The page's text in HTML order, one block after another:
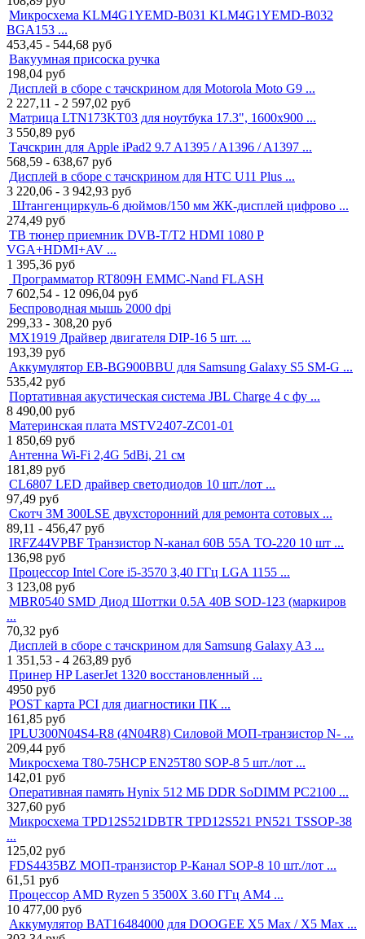
Микросхема KLM4G1YEMD-B031 KLM4G1YEMD-B032
BGA153 ...
453,45 - 544,68 руб
Вакуумная присоска ручка
198,04 руб
Дисплей в сборе с тачскрином для Motorola Moto G9 ...
2 227,11 - 2 597,02 руб
Матрица LTN173KT03 для ноутбука 17.3", 1600x900 ...
3 550,89 руб
Тачскрин для Apple iPad2 9.7 A1395 / A1396 / A1397 ...
568,59 - 638,67 руб
Дисплей в сборе с тачскрином для HTC U11 Plus ...
3 220,06 - 3 942,93 руб
Штангенциркуль-6 дюймов/150 мм ЖК-дисплей цифрово ...
274,49 руб
ТВ тюнер приемник DVB-T/T2 HDMI 1080 P
VGA+HDMI+AV ...
1 395,36 руб
Программатор RT809H EMMC-Nand FLASH
7 602,54 - 12 096,04 руб
Беспроводная мышь 2000 dpi
299,33 - 308,20 руб
MX1919 Драйвер двигателя DIP-16 5 шт. ...
193,39 руб
Аккумулятор EB-BG900BBU для Samsung Galaxy S5 SM-G ...
535,42 руб
Портативная акустическая система JBL Charge 4 с фу ...
8 490,00 руб
Материнская плата MSTV2407-ZC01-01
1 850,69 руб
Антенна Wi-Fi 2,4G 5dBi, 21 см
181,89 руб
CL6807 LED драйвер светодиодов 10 шт./лот ...
97,49 руб
Скотч 3M 300LSE двухсторонний для ремонта сотовых ...
89,11 - 456,47 руб
IRFZ44VPBF Транзистор N-канал 60В 55А TO-220 10 шт ...
136,98 руб
Процессор Intel Core i5-3570 3,40 ГГц LGA 1155 ...
3 123,08 руб
MBR0540 SMD Диод Шоттки 0.5А 40В SOD-123 (маркиров
...
70,32 руб
Дисплей в сборе с тачскрином для Samsung Galaxy A3 ...
1 351,53 - 4 263,89 руб
Принер HP LaserJet 1320 восстановленный ...
4950 руб
POST карта PCI для диагностики ПК ...
161,85 руб
IPLU300N04S4-R8 (4N04R8) Силовой МОП-транзистор N- ...
209,44 руб
Микросхема T80-75HCP EN25T80 SOP-8 5 шт./лот ...
142,01 руб
Оперативная память Hynix 512 МБ DDR SoDIMM PC2100 ...
327,60 руб
Микросхема TPD12S521DBTR TPD12S521 PN521 TSSOP-38
...
125,02 руб
FDS4435BZ МОП-транзистор P-Канал SOP-8 10 шт./лот ...
61,51 руб
Процессор AMD Ryzen 5 3500X 3.60 ГГц AM4 ...
10 477,00 руб
Аккумулятор BAT16484000 для DOOGEE X5 Max / X5 Max ...